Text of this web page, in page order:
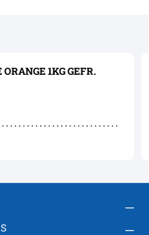
1KG GEFR.